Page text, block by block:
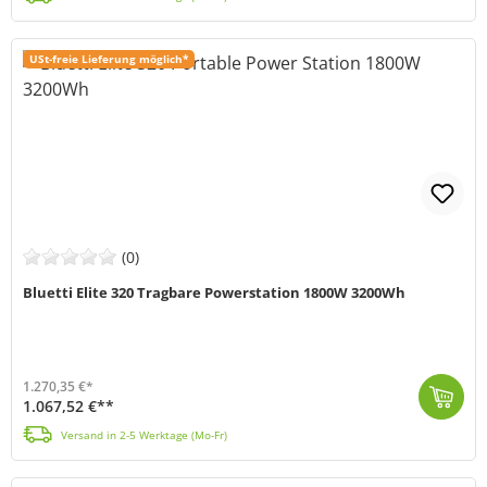
USt-freie Lieferung möglich*
(0)
Bluetti Elite 320 Tragbare Powerstation 1800W 3200Wh
1.270,35 €*
1.067,52 €**
Versand in 2-5 Werktage (Mo-Fr)